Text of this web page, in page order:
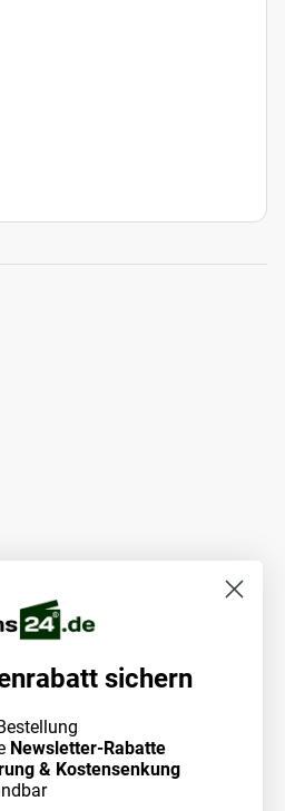
sichern
Newsletter-Rabatte
& Kostensenkung